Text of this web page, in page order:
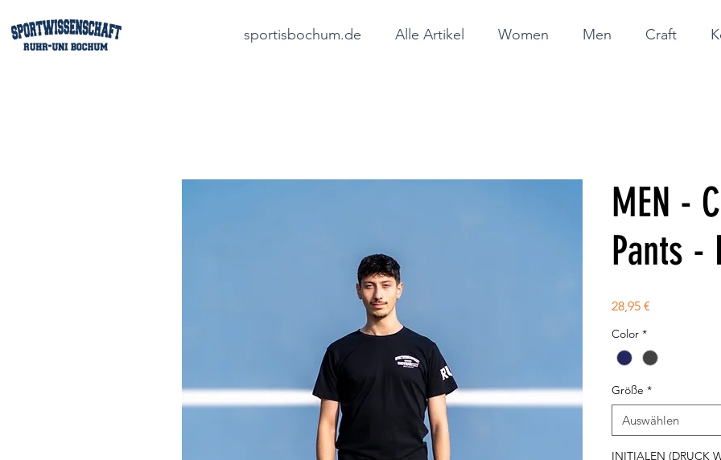
sportisbochum.de Alle Artikel Women Men Craft
MEN -
Pants -
28,95 €Preis
Color *
Größe *
Auswählen
INITIALEN (DRUCK